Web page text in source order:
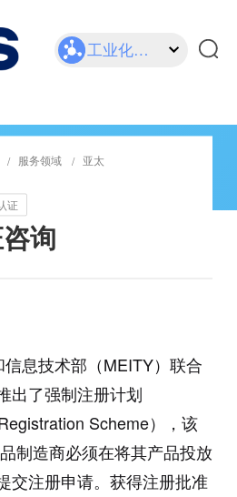
工业化学品
服务领域 亚太
证
询
息技术部（MEITY）联合
出了强制注册计划
Scheme），该
制造商必须在将其产品投放
交注册申请。获得注册批准